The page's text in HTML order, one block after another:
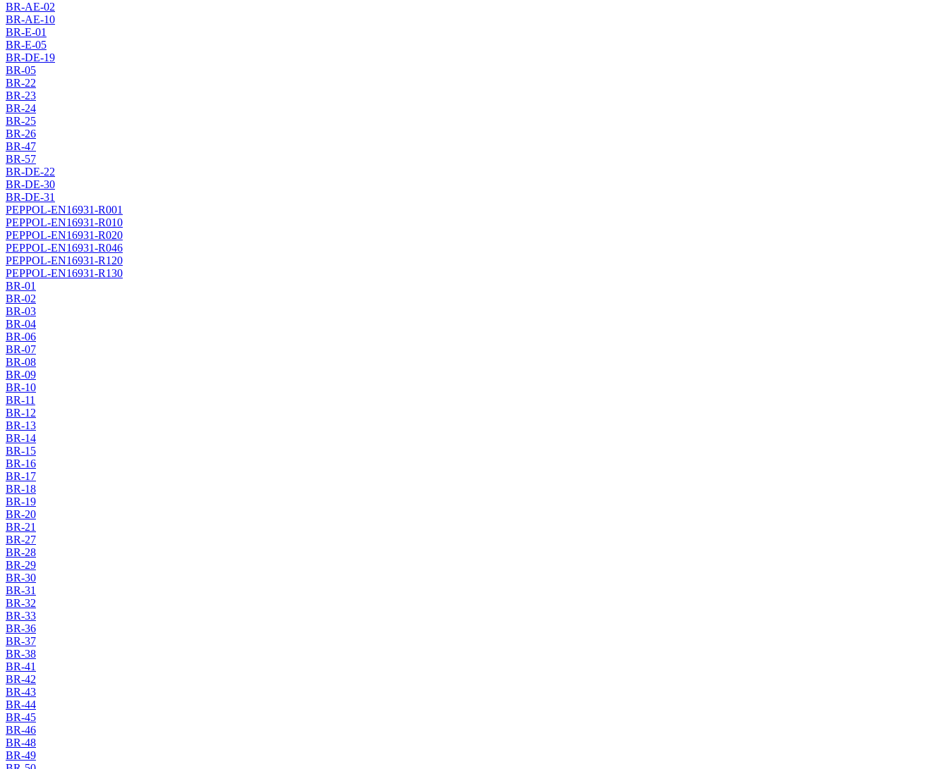
BR-AE-02
BR-AE-10
BR-E-01
BR-E-05
BR-DE-19
BR-05
BR-22
BR-23
BR-24
BR-25
BR-26
BR-47
BR-57
BR-DE-22
BR-DE-30
BR-DE-31
PEPPOL-EN16931-R001
PEPPOL-EN16931-R010
PEPPOL-EN16931-R020
PEPPOL-EN16931-R046
PEPPOL-EN16931-R120
PEPPOL-EN16931-R130
BR-01
BR-02
BR-03
BR-04
BR-06
BR-07
BR-08
BR-09
BR-10
BR-11
BR-12
BR-13
BR-14
BR-15
BR-16
BR-17
BR-18
BR-19
BR-20
BR-21
BR-27
BR-28
BR-29
BR-30
BR-31
BR-32
BR-33
BR-36
BR-37
BR-38
BR-41
BR-42
BR-43
BR-44
BR-45
BR-46
BR-48
BR-49